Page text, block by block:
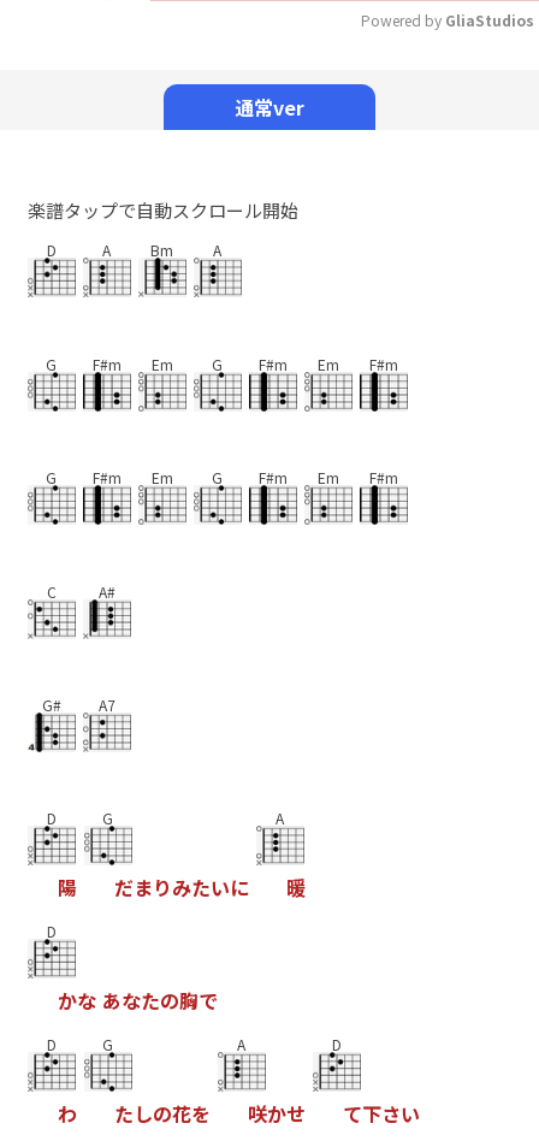
Powered by GliaStudios
通常ver
楽譜タップで自動スクロール開始
D A Bm A
G F#m Em G F#m Em F#m
G F#m Em G F#m Em F#m
C A#
G# A7
D
陽
G
だまりみたいに
A
暖
D
かな あなたの胸で
D
わ
G
たしの花を
A
咲かせ
D
て下さい